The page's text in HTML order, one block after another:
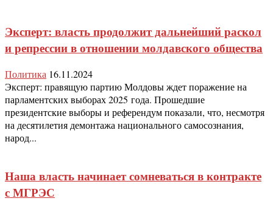
Эксперт: власть продолжит дальнейший раскол
и репрессии в отношении молдавского общества
Политика 16.11.2024
Эксперт: правящую партию Молдовы ждет поражение на
парламентских выборах 2025 года. Прошедшие
президентские выборы и референдум показали, что, несмотря
на десятилетия демонтажа национального самосознания,
народ...
Наша власть начинает сомневаться в контракте
с МГРЭС